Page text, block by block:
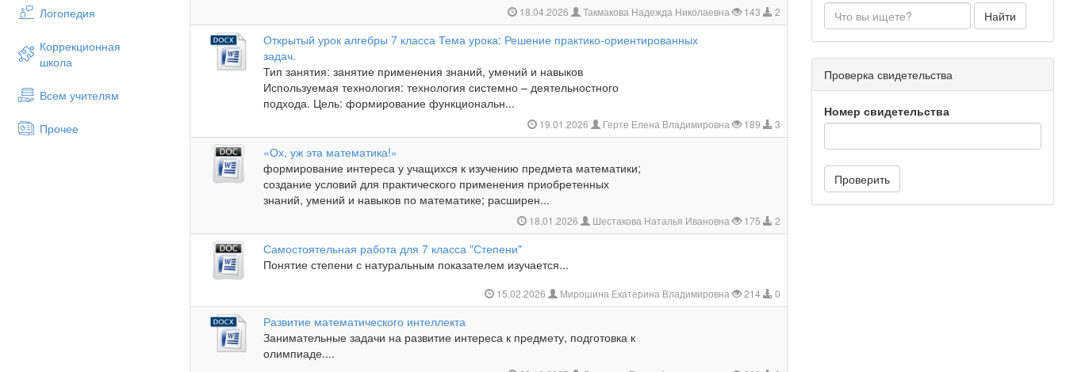
Логопедия
Коррекционная
школа
Всем учителям
Прочее
18.04.2026 Такмакова Надежда Николаевна 143 2
Открытый урок алгебры 7 класса Тема урока: Решение практико-ориентированных
задач.
Тип занятия: занятие применения знаний, умений и навыков
Используемая технология: технология системно – деятельностного
подхода. Цель: формирование функциональн...
19.01.2026 Герте Елена Владимировна 189 3
«Ох, уж эта математика!»
формирование интереса у учащихся к изучению предмета математики;
создание условий для практического применения приобретенных
знаний, умений и навыков по математике; расширен...
18.01.2026 Шестакова Наталья Ивановна 175 2
Самостоятельная работа для 7 класса "Степени"
Понятие степени с натуральным показателем изучается...
15.02.2026 Мирошина Екатерина Владимировна 214 0
Развитие математического интеллекта
Занимательные задачи на развитие интереса к предмету, подготовка к
олимпиаде....
Найти
Проверка свидетельства
Номер свидетельства
Проверить